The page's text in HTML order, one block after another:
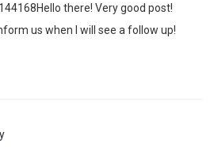
there! Very good post!
us when I will see a follow up!